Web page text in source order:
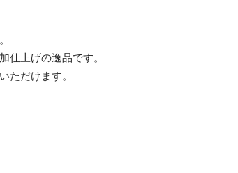
仕上げの逸品です。
ただけます。